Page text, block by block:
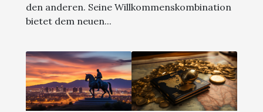
den anderen. Seine Willkommenskombination
bietet dem neuen...